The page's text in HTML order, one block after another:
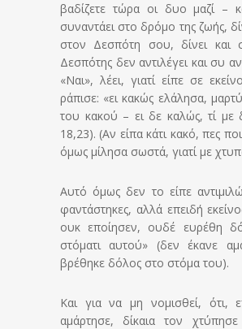
βαδίζετε τώρα οι δυο μαζί –
συναντάει στο δρόμο της ζωής,
στον Δεσπότη σου, δίνει και
Δεσπότης δεν αντιλέγει και συ
«Ναι», λέει, γιατί είπε σε
ράπισε: «ει κακώς ελάλησα,
του κακού – ει δε καλώς, τί με
18,23). (Αν είπα κάτι κακό, πες
όμως μίλησα σωστά, γιατί με
Αυτό όμως δεν το είπε
φαντάστηκες, αλλά επειδή
ουκ εποίησεν, ουδέ ευρέθη
στόματι αυτού» (δεν έκανε
βρέθηκε δόλος στο στόμα του).
Και για να μη νομισθεί, ότι,
αμάρτησε, δίκαια τον